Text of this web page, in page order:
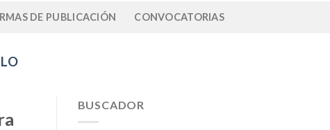
DE PUBLICACIÓN CONVOCATORIAS
BUSCADOR